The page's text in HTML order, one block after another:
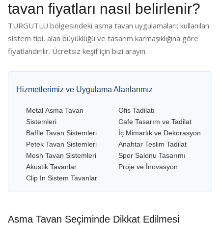
tavan fiyatları nasıl belirlenir?
TURGUTLU bölgesindeki asma tavan uygulamaları; kullanılan
sistem tipi, alan büyüklüğü ve tasarım karmaşıklığına göre
fiyatlandırılır. Ücretsiz keşif için bizi arayın.
Hizmetlerimiz ve Uygulama Alanlarımız
Metal Asma Tavan
Sistemleri
Baffle Tavan Sistemleri
Petek Tavan Sistemleri
Mesh Tavan Sistemleri
Akustik Tavanlar
Clip In Sistem Tavanlar
Ofis Tadilatı
Cafe Tasarım ve Tadilat
İç Mimarlık ve Dekorasyon
Anahtar Teslim Tadilat
Spor Salonu Tasarımı
Proje ve İnovasyon
Asma Tavan Seçiminde Dikkat Edilmesi